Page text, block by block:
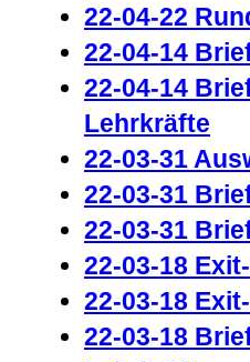
22-04-22
22-04-14
22-04-14
Lehrkräfte
22-03-31
22-03-31
22-03-31
22-03-18
22-03-18
22-03-18